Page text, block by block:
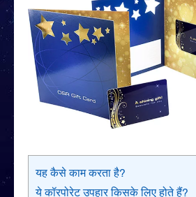
यह कैसे काम करता है?
ये कॉरपोरेट उपहार किसके लिए होते हैं?